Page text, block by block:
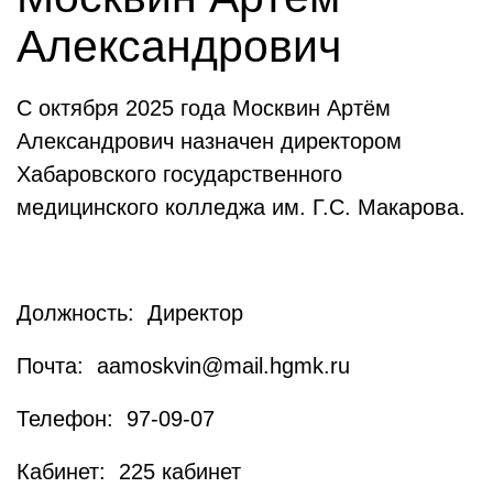
Александрович
С октября 2025 года Москвин Артём
Александрович назначен директором
Хабаровского государственного
медицинского колледжа им. Г.С. Макарова.
Должность: Директор
Почта: aamoskvin@mail.hgmk.ru
Телефон: 97-09-07
Кабинет: 225 кабинет